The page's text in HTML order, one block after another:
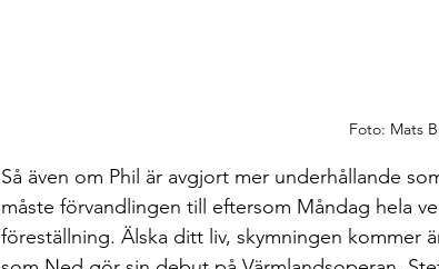
Foto: Mats
Så även om Phil är avgjort mer underhållande
måste förvandlingen till eftersom Måndag hela
föreställning. Älska ditt liv, skymningen kommer